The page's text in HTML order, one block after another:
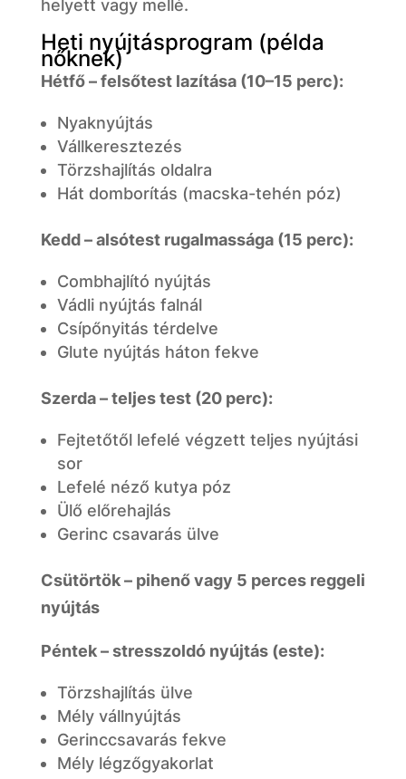
helyett vagy mellé.
Heti nyújtásprogram (példa
nőknek)
Hétfő – felsőtest lazítása (10–15 perc):
Nyaknyújtás
Vállkeresztezés
Törzshajlítás oldalra
Hát domborítás (macska-tehén póz)
Kedd – alsótest rugalmassága (15 perc):
Combhajlító nyújtás
Vádli nyújtás falnál
Csípőnyitás térdelve
Glute nyújtás háton fekve
Szerda – teljes test (20 perc):
Fejtetőtől lefelé végzett teljes nyújtási
sor
Lefelé néző kutya póz
Ülő előrehajlás
Gerinc csavarás ülve
Csütörtök – pihenő vagy 5 perces reggeli
nyújtás
Péntek – stresszoldó nyújtás (este):
Törzshajlítás ülve
Mély vállnyújtás
Gerinccsavarás fekve
Mély légzőgyakorlat